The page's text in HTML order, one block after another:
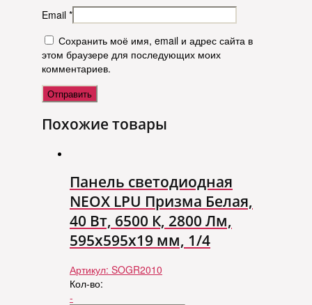
Email *
Сохранить моё имя, email и адрес сайта в
этом браузере для последующих моих
комментариев.
Похожие товары
Панель светодиодная
NEOX LPU Призма Белая,
40 Вт, 6500 К, 2800 Лм,
595x595x19 мм, 1/4
Артикул: SOGR2010
Кол-во:
-